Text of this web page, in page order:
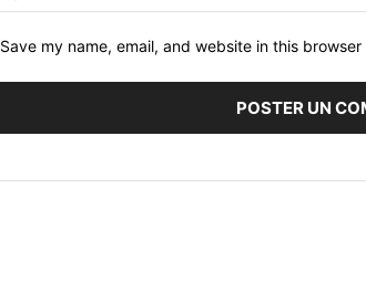
Save my name, email, and website in this